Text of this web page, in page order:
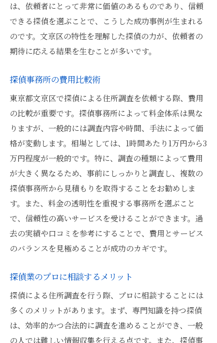
は、依頼者にとって非常に価値のあるものであり、信頼
できる探偵を選ぶことで、こうした成功事例が生まれる
のです。文京区の特性を理解した探偵の力が、依頼者の
期待に応える結果を生むことが多いです。
探偵事務所の費用比較術
東京都文京区で探偵による住所調査を依頼する際、費用
の比較が重要です。探偵事務所によって料金体系は異な
りますが、一般的には調査内容や時間、手法によって価
格が変動します。相場としては、1時間あたり1万円から3
万円程度が一般的です。特に、調査の種類によって費用
が大きく異なるため、事前にしっかりと調査し、複数の
探偵事務所から見積もりを取得することをお勧めしま
す。また、料金の透明性を重視する事務所を選ぶこと
で、信頼性の高いサービスを受けることができます。過
去の実績や口コミを参考にすることで、費用とサービス
のバランスを見極めることが成功のカギです。
探偵業のプロに相談するメリット
探偵による住所調査を行う際、プロに相談することには
多くのメリットがあります。まず、専門知識を持つ探偵
は、効率的かつ合法的に調査を進めることができ、一般
の人では難しい情報収集を行える点です。また、探偵事